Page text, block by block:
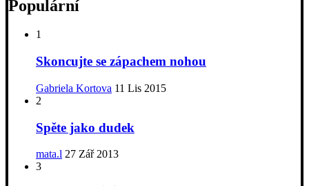
Populární
1
Skoncujte se zápachem nohou
Gabriela Kortova 11 Lis 2015
2
Spěte jako dudek
mata.l 27 Zář 2013
3